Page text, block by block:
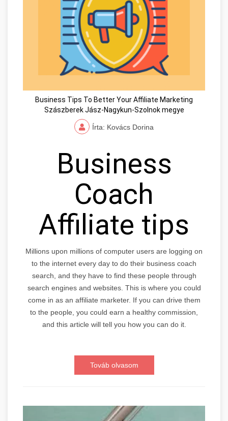
Business Tips To Better Your Affiliate Marketing
Szászberek Jász-Nagykun-Szolnok megye
Írta: Kovács Dorina
Business
Coach
Affiliate tips
Millions upon millions of computer users are logging on
to the internet every day to do their business coach
search, and they have to find these people through
search engines and websites. This is where you could
come in as an affiliate marketer. If you can drive them
to the people, you could earn a healthy commission,
and this article will tell you how you can do it.
Továb olvasom